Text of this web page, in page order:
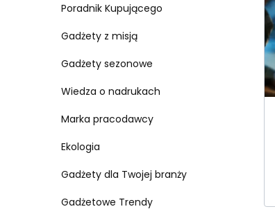
Poradnik Kupującego
Gadżety z misją
Gadżety sezonowe
Wiedza o nadrukach
Marka pracodawcy
Ekologia
Gadżety dla Twojej branży
Gadżetowe Trendy